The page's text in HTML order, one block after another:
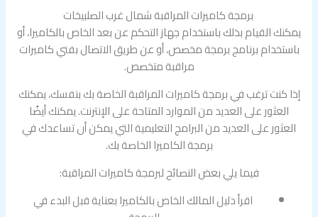
برمجة كاميرات المراقبة شمال غرب الصلبيخات
يمكنك القيام بذلك باستخدام جهاز التحكم عن بعد الخاص بالكاميرا، أو
باستخدام برنامج برمجة مخصص، أو عن طريق الاتصال بفني كاميرات
مراقبة متخصص.
إذا كنت ترغب في برمجة كاميرات المراقبة الخاصة بك بنفسك، يمكنك
العثور على العديد من الموارد المتاحة على الإنترنت. يمكنك أيضًا
العثور على العديد من البرامج التعليمية التي يمكن أن تساعدك في
برمجة الكاميرا الخاصة بك.
فيما يلي بعض النصائح لبرمجة كاميرات المراقبة:
اقرأ دليل المالك الخاص بالكاميرا بعناية قبل البدء في